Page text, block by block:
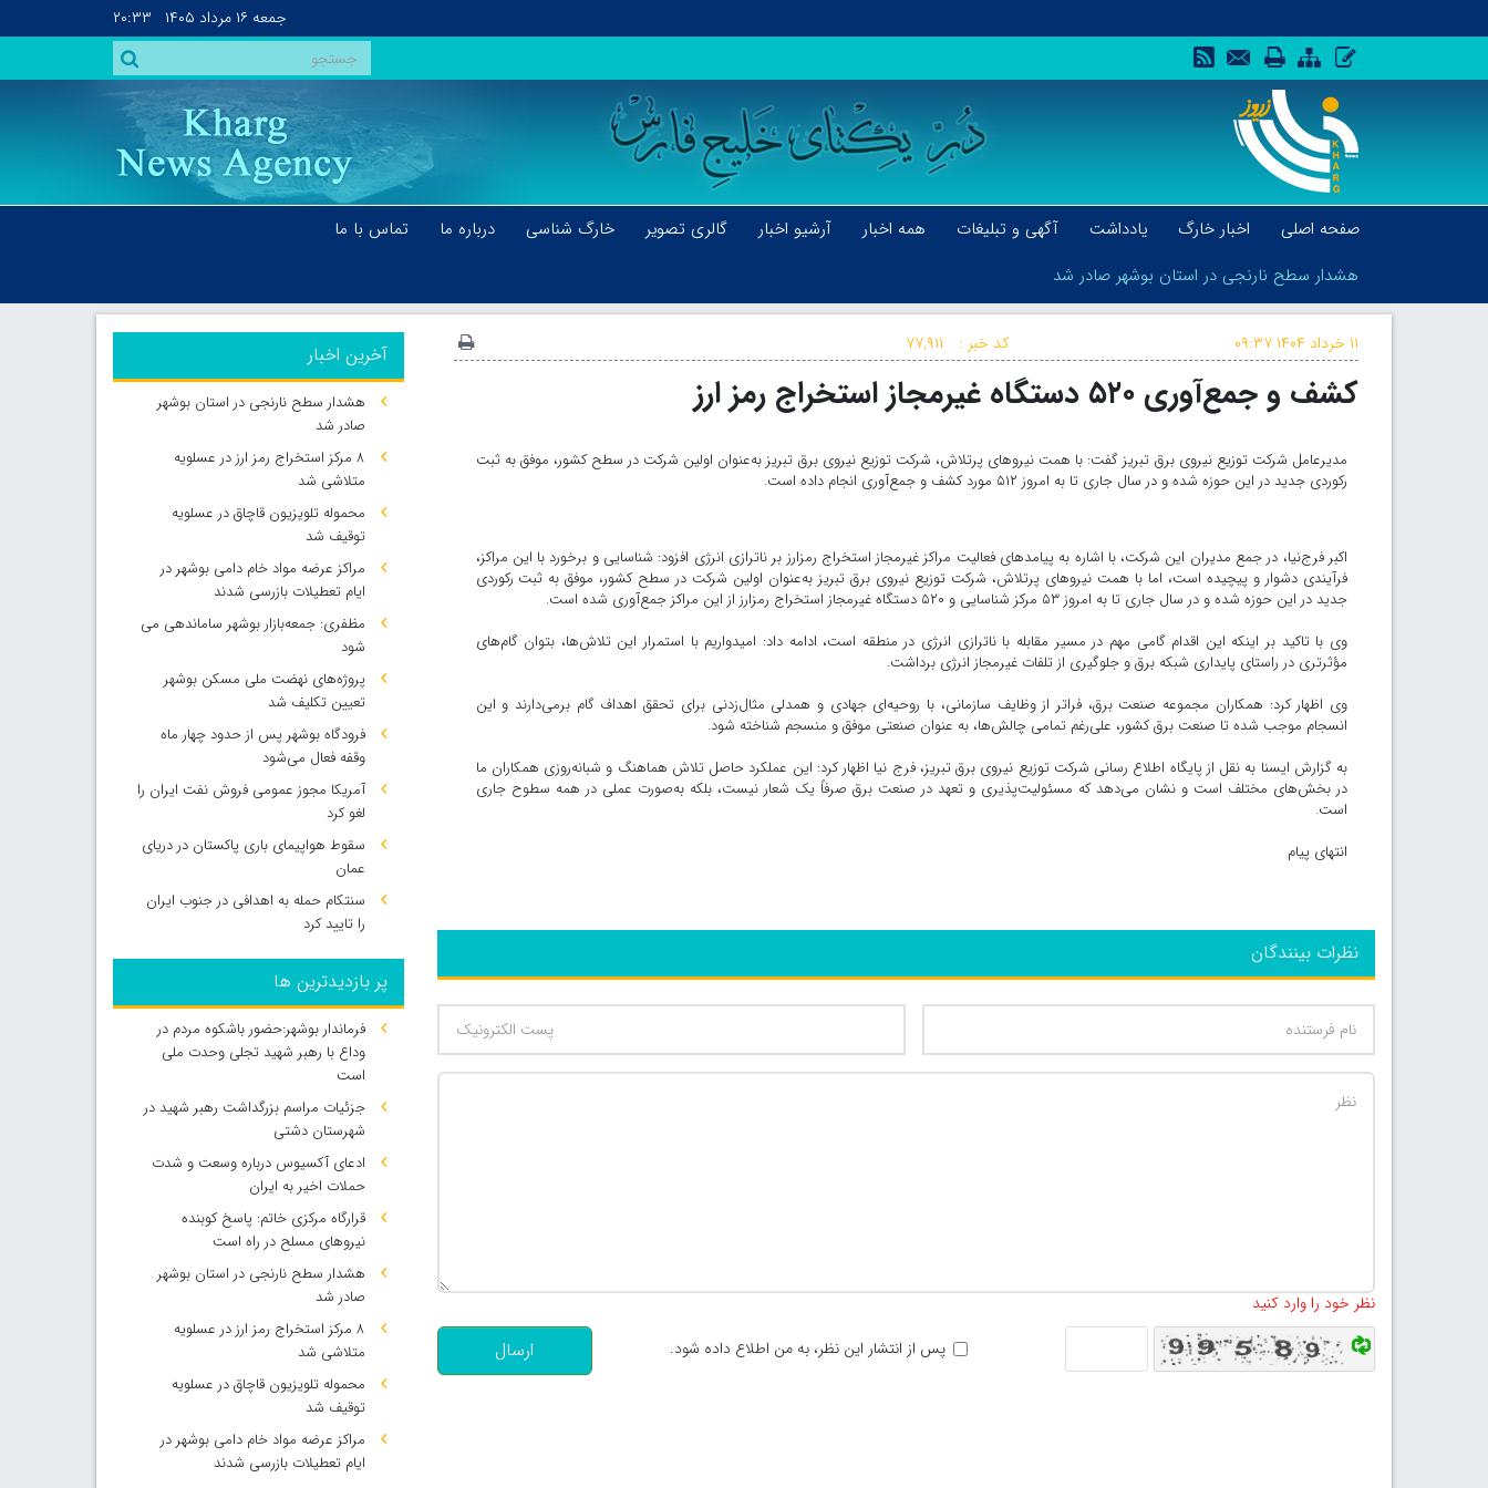
جمعه ۱۶ مرداد ۱۴۰۵ ۲۰:۳۳
صفحه اصلی اخبار خارگ یادداشت آگهی و تبلیغات همه اخبار آرشیو اخبار گالری تصویر خارگ شناسی درباره ما
تماس با ما
هشدار سطح نارنجی در استان بوشهر صادر شد
هشدار سطح نارنجی در استان بوشهر صادر شد
کد خبر : ۷۷,۹۱۱ ۱۱ خرداد ۱۴۰۴ ۰۹:۳۷
کشف و جمع‌آوری ۵۲۰ دستگاه غیرمجاز استخراج رمز ارز
مدیرعامل شرکت توزیع نیروی برق تبریز گفت: با همت نیروهای پرتلاش، شرکت توزیع نیروی برق تبریز به‌عنوان اولین شرکت در سطح کشور، موفق به ثبت
رکوردی جدید در این حوزه شده و در سال جاری تا به امروز ۵۱۲ مورد کشف و جمع‌آوری انجام داده است.
اکبر فرج‌نیا، در جمع مدیران این شرکت، با اشاره به پیامدهای فعالیت مراکز غیرمجاز استخراج رمزارز بر ناترازی انرژی افزود: شناسایی و برخورد با این مراکز،
فرآیندی دشوار و پیچیده است، اما با همت نیروهای پرتلاش، شرکت توزیع نیروی برق تبریز به‌عنوان اولین شرکت در سطح کشور، موفق به ثبت رکوردی
جدید در این حوزه شده و در سال جاری تا به امروز ۵۳ مرکز شناسایی و ۵۲۰ دستگاه غیرمجاز استخراج رمزارز از این مراکز جمع‌آوری شده است.
وی با تاکید بر اینکه این اقدام گامی مهم در مسیر مقابله با ناترازی انرژی در منطقه است، ادامه داد: امیدواریم با استمرار این تلاش‌ها، بتوان گام‌های
مؤثرتری در راستای پایداری شبکه برق و جلوگیری از تلفات غیرمجاز انرژی برداشت.
وی اظهار کرد: همکاران مجموعه صنعت برق، فراتر از وظایف سازمانی، با روحیه‌ای جهادی و همدلی مثال‌زدنی برای تحقق اهداف گام برمی‌دارند و این
انسجام موجب شده تا صنعت برق کشور، علی‌رغم تمامی چالش‌ها، به عنوان صنعتی موفق و منسجم شناخته شود.
به گزارش ایسنا به نقل از پایگاه اطلاع رسانی شرکت توزیع نیروی برق تبریز، فرج نیا اظهار کرد: این عملکرد حاصل تلاش هماهنگ و شبانه‌روزی همکاران ما
در بخش‌های مختلف است و نشان می‌دهد که مسئولیت‌پذیری و تعهد در صنعت برق صرفاً یک شعار نیست، بلکه به‌صورت عملی در همه سطوح جاری
است.
انتهای پیام
نظرات بینندگان
نظر خود را وارد کنید
پس از انتشار این نظر، به من اطلاع داده شود.
ارسال
آخرین اخبار
هشدار سطح نارنجی در استان بوشهر
صادر شد
۸ مرکز استخراج رمز ارز در عسلویه
متلاشی شد
محموله تلویزیون قاچاق در عسلویه
توقیف شد
مراکز عرضه مواد خام دامی بوشهر در
ایام تعطیلات بازرسی شدند
مظفری: جمعه‌بازار بوشهر ساماندهی می‌
شود
پروژه‌های نهضت ملی مسکن بوشهر
تعیین تکلیف شد
فرودگاه بوشهر پس از حدود چهار ماه
وقفه فعال می‌شود
آمریکا مجوز عمومی فروش نفت ایران را
لغو کرد
سقوط هواپیمای باری پاکستان در دریای
عمان
سنتکام حمله به اهدافی در جنوب ایران
را تایید کرد
پر بازدیدترین ها
فرماندار بوشهر:حضور باشکوه مردم در
وداع با رهبر شهید تجلی وحدت ملی
است
جزئیات مراسم بزرگداشت رهبر شهید در
شهرستان دشتی
ادعای آکسیوس درباره وسعت و شدت
حملات اخیر به ایران
قرارگاه مرکزی خاتم: پاسخ کوبنده
نیروهای مسلح در راه است
هشدار سطح نارنجی در استان بوشهر
صادر شد
۸ مرکز استخراج رمز ارز در عسلویه
متلاشی شد
محموله تلویزیون قاچاق در عسلویه
توقیف شد
مراکز عرضه مواد خام دامی بوشهر در
ایام تعطیلات بازرسی شدند